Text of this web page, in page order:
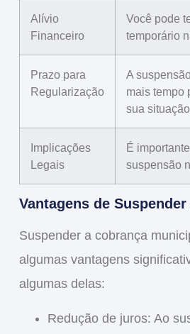
Alívio
Financeiro
Você pode
temporário
Prazo para
Regularização
A
mais tempo
sua
Implicações
Legais
É
suspensão
Vantagens de
Suspender a cobrança
algumas vantagens
algumas delas:
Redução de juros: Ao